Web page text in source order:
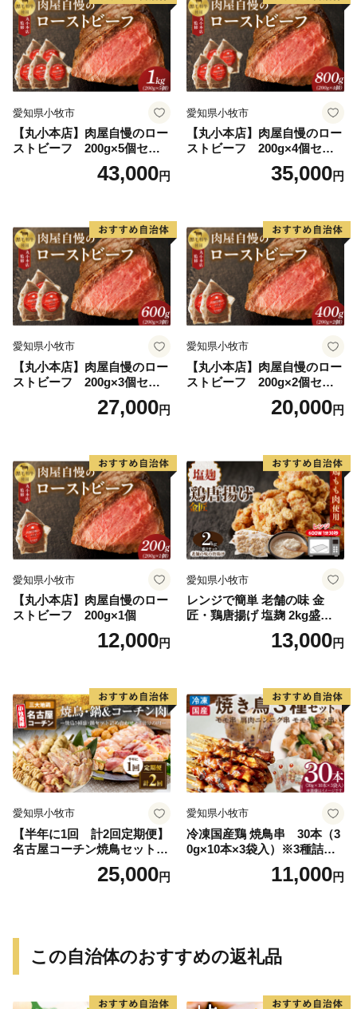
愛知県小牧市
【丸小本店】肉屋自慢のロー
ストビーフ 200g×5個セッ
43,000円
愛知県小牧市
【丸小本店】肉屋自慢のロー
ストビーフ 200g×4個セッ
35,000円
愛知県小牧市
【丸小本店】肉屋自慢のロー
ストビーフ 200g×3個セッ
27,000円
愛知県小牧市
【丸小本店】肉屋自慢のロー
ストビーフ 200g×2個セッ
20,000円
愛知県小牧市
【丸小本店】肉屋自慢のロー
ストビーフ 200g×1個
12,000円
愛知県小牧市
レンジで簡単 老舗の味 金
匠・鶏唐揚げ 塩麹 2kg盛りセ
ット（500g×4袋） からあげ
レンジ 冷凍 調理済み 味付き
便利 レンジ 自然解凍 弁当 お
かず 惣菜 食品 おつまみ グル
メ お取り寄せ 小牧市 送料無
料
13,000円
愛知県小牧市
【半年に1回 計2回定期便】
名古屋コーチン焼鳥セット・
名古屋コーチン鍋&名古屋コ
ーチン1羽分セット25,000円
愛知県小牧市
冷凍国産鶏 焼鳥串 30本（3
0g×10本×3袋入）※3種詰め
合わせ 焼き鳥 おつまみ バー
ベキュー 小分け 国産 鶏肉 焼
11,000円
この自治体のおすすめの返礼品